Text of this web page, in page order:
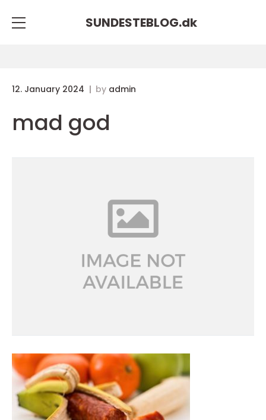
SUNDESTEBLOG.dk
12. January 2024 by admin
mad god